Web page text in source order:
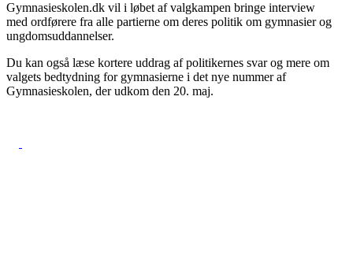
Gymnasieskolen.dk vil i løbet af valgkampen bringe interview
med ordførere fra alle partierne om deres politik om gymnasier og
ungdomsuddannelser.
Du kan også læse kortere uddrag af politikernes svar og mere om
valgets bedtydning for gymnasierne i det nye nummer af
Gymnasieskolen, der udkom den 20. maj.